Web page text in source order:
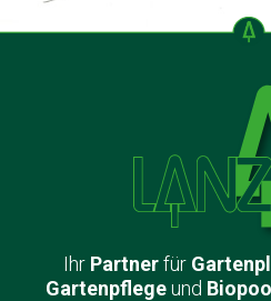
Ihr Partnerfür
Gartenpflegeund